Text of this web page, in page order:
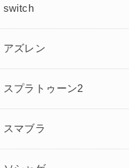
switch
アズレン
スプラトゥーン2
スマブラ